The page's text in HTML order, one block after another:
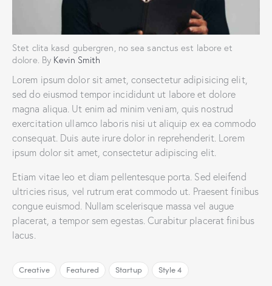
Stet clita kasd gubergren, no sea sanctus est labore et
dolore. By Kevin Smith
Lorem ipsum dolor sit amet, consectetur adipisicing elit,
sed do eiusmod tempor incididunt ut labore et dolore
magna aliqua. Ut enim ad minim veniam, quis nostrud
exercitation ullamco laboris nisi ut aliquip ex ea commodo
consequat. Duis aute irure dolor in reprehenderit. Lorem
ipsum dolor sit amet, consectetur adipiscing elit.
Etiam vitae leo et diam pellentesque porta. Sed eleifend
ultricies risus, vel rutrum erat commodo ut. Praesent finibus
congue euismod. Nullam scelerisque massa vel augue
placerat, a tempor sem egestas. Curabitur placerat finibus
lacus.
Creative Featured Startup Style 4